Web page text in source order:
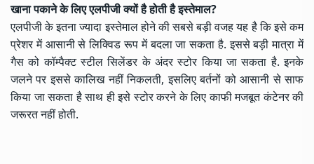
खाना पकाने के लिए एलपीजी क्यों है होती है इस्तेमाल?
एलपीजी के इतना ज्यादा इस्तेमाल होने की सबसे बड़ी वजह यह है कि इसे कम
प्रेशर में आसानी से लिक्विड रूप में बदला जा सकता है. इससे बड़ी मात्रा में
गैस को कॉम्पैक्ट स्टील सिलेंडर के अंदर स्टोर किया जा सकता है. इनके
जलने पर इससे कालिख नहीं निकलती, इसलिए बर्तनों को आसानी से साफ
किया जा सकता है साथ ही इसे स्टोर करने के लिए काफी मजबूत कंटेनर की
जरूरत नहीं होती.